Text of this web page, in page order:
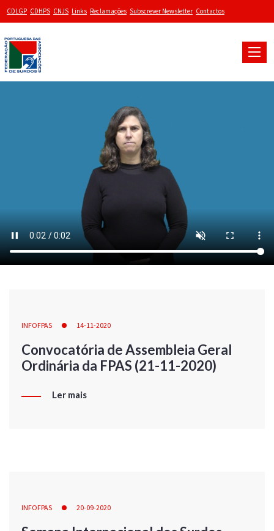
CDLGP CDHPS CNJS Links Reclamações Subscrever Newsletter Contactos
Toggle
INFOFPAS 14-11-2020
Convocatória de Assembleia Geral
Ordinária da FPAS (21-11-2020)
Ler mais
INFOFPAS 20-09-2020